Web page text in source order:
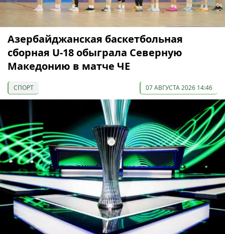
Азербайджанская баскетбольная
сборная U-18 обыграла Северную
Македонию в матче ЧЕ
СПОРТ 07 АВГУСТА 2026 14:46